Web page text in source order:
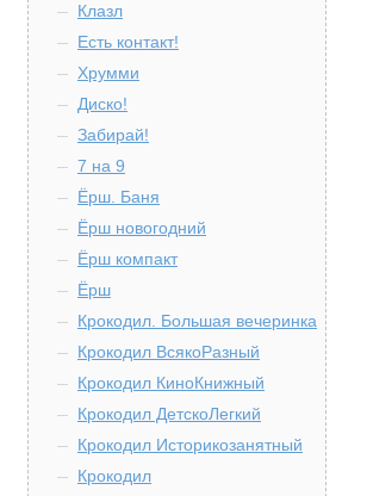
Клазл
Есть контакт!
Хрумми
Диско!
Забирай!
7 на 9
Ёрш. Баня
Ёрш новогодний
Ёрш компакт
Ёрш
Крокодил. Большая вечеринка
Крокодил ВсякоРазный
Крокодил КиноКнижный
Крокодил ДетскоЛегкий
Крокодил Историкозанятный
Крокодил